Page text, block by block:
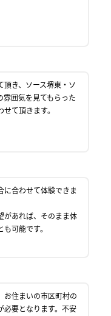
頂き、ソース堺東・ソ
雰囲気を見てもらった
て頂きます。
に合わせて体験できま
があれば、そのまま体
可能です。
お住まいの市区町村の
必要となります。不安